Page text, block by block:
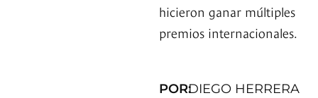
hicieron ganar múltiples
premios internacionales.
POR:DIEGO HERRERA